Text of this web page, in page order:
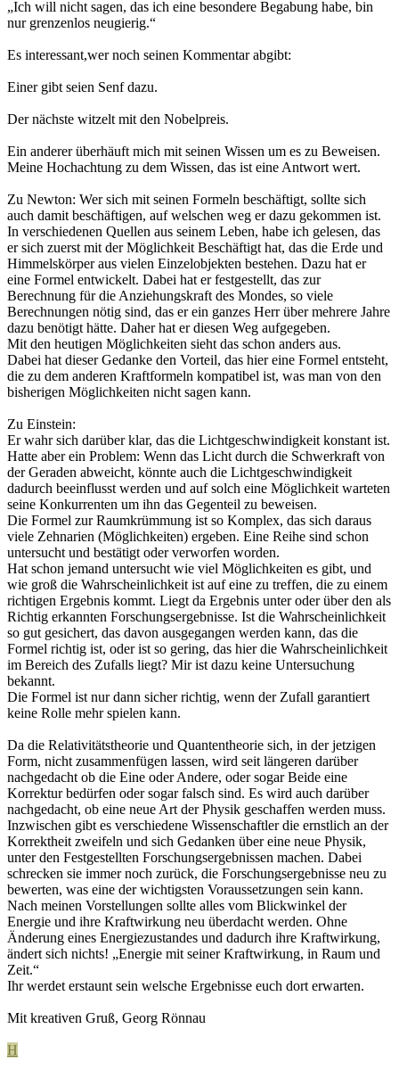
„Ich will nicht sagen, das ich eine besondere Begabung habe, bin
nur grenzenlos neugierig.“
Es interessant,wer noch seinen Kommentar abgibt:
Einer gibt seien Senf dazu.
Der nächste witzelt mit den Nobelpreis.
Ein anderer überhäuft mich mit seinen Wissen um es zu Beweisen.
Meine Hochachtung zu dem Wissen, das ist eine Antwort wert.
Zu Newton: Wer sich mit seinen Formeln beschäftigt, sollte sich
auch damit beschäftigen, auf welschen weg er dazu gekommen ist.
In verschiedenen Quellen aus seinem Leben, habe ich gelesen, das
er sich zuerst mit der Möglichkeit Beschäftigt hat, das die Erde und
Himmelskörper aus vielen Einzelobjekten bestehen. Dazu hat er
eine Formel entwickelt. Dabei hat er festgestellt, das zur
Berechnung für die Anziehungskraft des Mondes, so viele
Berechnungen nötig sind, das er ein ganzes Herr über mehrere Jahre
dazu benötigt hätte. Daher hat er diesen Weg aufgegeben.
Mit den heutigen Möglichkeiten sieht das schon anders aus.
Dabei hat dieser Gedanke den Vorteil, das hier eine Formel entsteht,
die zu dem anderen Kraftformeln kompatibel ist, was man von den
bisherigen Möglichkeiten nicht sagen kann.
Zu Einstein:
Er wahr sich darüber klar, das die Lichtgeschwindigkeit konstant ist.
Hatte aber ein Problem: Wenn das Licht durch die Schwerkraft von
der Geraden abweicht, könnte auch die Lichtgeschwindigkeit
dadurch beeinflusst werden und auf solch eine Möglichkeit warteten
seine Konkurrenten um ihn das Gegenteil zu beweisen.
Die Formel zur Raumkrümmung ist so Komplex, das sich daraus
viele Zehnarien (Möglichkeiten) ergeben. Eine Reihe sind schon
untersucht und bestätigt oder verworfen worden.
Hat schon jemand untersucht wie viel Möglichkeiten es gibt, und
wie groß die Wahrscheinlichkeit ist auf eine zu treffen, die zu einem
richtigen Ergebnis kommt. Liegt da Ergebnis unter oder über den als
Richtig erkannten Forschungsergebnisse. Ist die Wahrscheinlichkeit
so gut gesichert, das davon ausgegangen werden kann, das die
Formel richtig ist, oder ist so gering, das hier die Wahrscheinlichkeit
im Bereich des Zufalls liegt? Mir ist dazu keine Untersuchung
bekannt.
Die Formel ist nur dann sicher richtig, wenn der Zufall garantiert
keine Rolle mehr spielen kann.
Da die Relativitätstheorie und Quantentheorie sich, in der jetzigen
Form, nicht zusammenfügen lassen, wird seit längeren darüber
nachgedacht ob die Eine oder Andere, oder sogar Beide eine
Korrektur bedürfen oder sogar falsch sind. Es wird auch darüber
nachgedacht, ob eine neue Art der Physik geschaffen werden muss.
Inzwischen gibt es verschiedene Wissenschaftler die ernstlich an der
Korrektheit zweifeln und sich Gedanken über eine neue Physik,
unter den Festgestellten Forschungsergebnissen machen. Dabei
schrecken sie immer noch zurück, die Forschungsergebnisse neu zu
bewerten, was eine der wichtigsten Voraussetzungen sein kann.
Nach meinen Vorstellungen sollte alles vom Blickwinkel der
Energie und ihre Kraftwirkung neu überdacht werden. Ohne
Änderung eines Energiezustandes und dadurch ihre Kraftwirkung,
ändert sich nichts! „Energie mit seiner Kraftwirkung, in Raum und
Zeit.“
Ihr werdet erstaunt sein welsche Ergebnisse euch dort erwarten.
Mit kreativen Gruß, Georg Rönnau
H